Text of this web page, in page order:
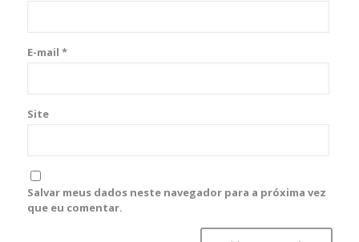
E-mail *
Site
Salvar meus dados neste navegador para a próxima vez
que eu comentar.